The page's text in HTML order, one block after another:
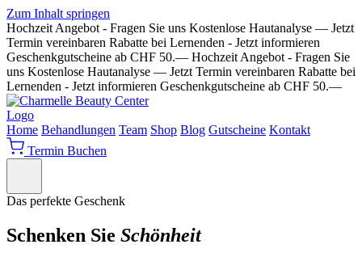
Zum Inhalt springen
Hochzeit Angebot - Fragen Sie uns Kostenlose Hautanalyse — Jetzt
Termin vereinbaren Rabatte bei Lernenden - Jetzt informieren
Geschenkgutscheine ab CHF 50.— Hochzeit Angebot - Fragen Sie
uns Kostenlose Hautanalyse — Jetzt Termin vereinbaren Rabatte bei
Lernenden - Jetzt informieren Geschenkgutscheine ab CHF 50.—
Home Behandlungen Team Shop Blog Gutscheine Kontakt
Termin Buchen
Das perfekte Geschenk
Schenken Sie Schönheit